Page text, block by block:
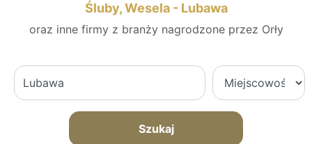
Śluby, Wesela - Lubawa
oraz inne firmy z branży nagrodzone przez Orły
Szukaj